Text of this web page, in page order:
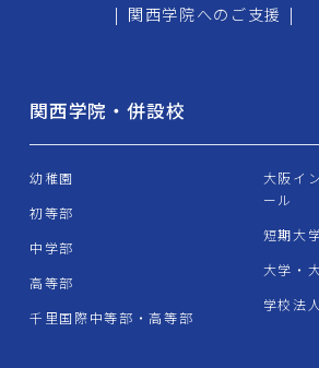
| 関西学院へのご支援 |
関西学院・併設校
幼稚園
初等部
中学部
高等部
千里国際中等部・高等部
大阪イ
ール
短期大
大学・
学校法